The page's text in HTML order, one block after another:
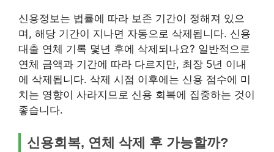
신용정보는 법률에 따라 보존 기간이 정해져 있으
며, 해당 기간이 지나면 자동으로 삭제됩니다. 신용
대출 연체 기록 몇년 후에 삭제되나요? 일반적으로
연체 금액과 기간에 따라 다르지만, 최장 5년 이내
에 삭제됩니다. 삭제 시점 이후에는 신용 점수에 미
치는 영향이 사라지므로 신용 회복에 집중하는 것이
좋습니다.
신용회복, 연체 삭제 후 가능할까?